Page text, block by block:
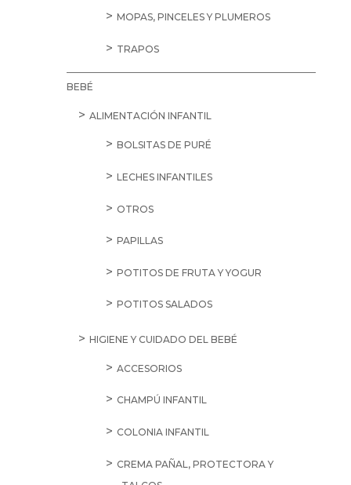
MOPAS, PINCELES Y PLUMEROS
TRAPOS
BEBÉ
ALIMENTACIÓN INFANTIL
BOLSITAS DE PURÉ
LECHES INFANTILES
OTROS
PAPILLAS
POTITOS DE FRUTA Y YOGUR
POTITOS SALADOS
HIGIENE Y CUIDADO DEL BEBÉ
ACCESORIOS
CHAMPÚ INFANTIL
COLONIA INFANTIL
CREMA PAÑAL, PROTECTORA Y